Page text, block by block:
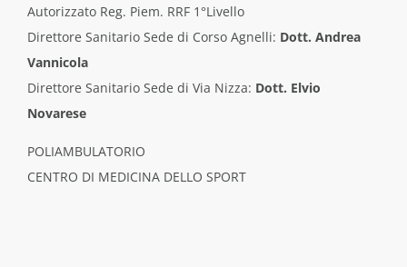
Autorizzato Reg. Piem. RRF 1°Livello
Direttore Sanitario Sede di Corso Agnelli: Dott. Andrea
Vannicola
Direttore Sanitario Sede di Via Nizza: Dott. Elvio
Novarese
POLIAMBULATORIO
CENTRO DI MEDICINA DELLO SPORT